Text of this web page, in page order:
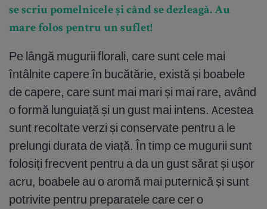
se scriu pomelnicele și când se dezleagă. Au
mare folos pentru un suflet!
Pe lângă mugurii florali, care sunt cele mai
întâlnite capere în bucătărie, există și boabele
de capere, care sunt mai mari și mai rare, având
o formă lunguiață și un gust mai intens. Acestea
sunt recoltate verzi și conservate pentru a le
prelungi durata de viață. În timp ce mugurii sunt
folosiți frecvent pentru a da un gust sărat și ușor
acru, boabele au o aromă mai puternică și sunt
potrivite pentru preparatele care cer o